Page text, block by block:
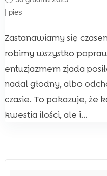
| pies
Zastanawiamy się
robimy wszystko
entuzjazmem zjada
nadal głodny, albo
czasie. To pokazuje, że
kwestia ilości, ale i...